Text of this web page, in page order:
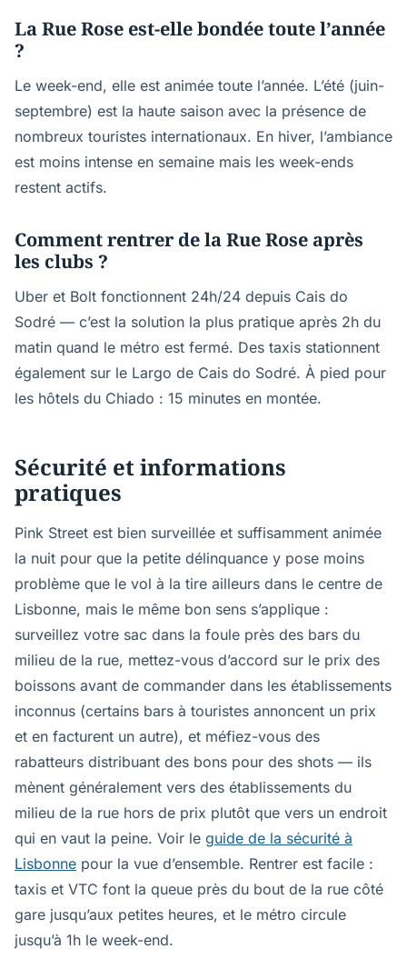
La Rue Rose est-elle bondée toute l’année
?
Le week-end, elle est animée toute l’année. L’été (juin-
septembre) est la haute saison avec la présence de
nombreux touristes internationaux. En hiver, l’ambiance
est moins intense en semaine mais les week-ends
restent actifs.
Comment rentrer de la Rue Rose après
les clubs ?
Uber et Bolt fonctionnent 24h/24 depuis Cais do
Sodré — c’est la solution la plus pratique après 2h du
matin quand le métro est fermé. Des taxis stationnent
également sur le Largo de Cais do Sodré. À pied pour
les hôtels du Chiado : 15 minutes en montée.
Sécurité et informations
pratiques
Pink Street est bien surveillée et suffisamment animée
la nuit pour que la petite délinquance y pose moins
problème que le vol à la tire ailleurs dans le centre de
Lisbonne, mais le même bon sens s’applique :
surveillez votre sac dans la foule près des bars du
milieu de la rue, mettez-vous d’accord sur le prix des
boissons avant de commander dans les établissements
inconnus (certains bars à touristes annoncent un prix
et en facturent un autre), et méfiez-vous des
rabatteurs distribuant des bons pour des shots — ils
mènent généralement vers des établissements du
milieu de la rue hors de prix plutôt que vers un endroit
qui en vaut la peine. Voir le guide de la sécurité à
Lisbonne pour la vue d’ensemble. Rentrer est facile :
taxis et VTC font la queue près du bout de la rue côté
gare jusqu’aux petites heures, et le métro circule
jusqu’à 1h le week-end.